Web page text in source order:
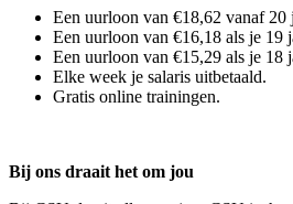
Een uurloon van €18,62 vanaf 20
Een uurloon van €16,18 als je 19
Een uurloon van €15,29 als je 18
Elke week je salaris uitbetaald.
Gratis online trainingen.
Bij ons draait het om jou